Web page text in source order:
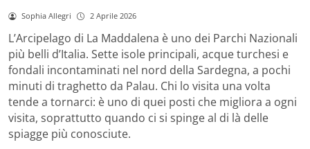
Sophia Allegri 2 Aprile 2026
L’Arcipelago di La Maddalena è uno dei Parchi Nazionali
più belli d’Italia. Sette isole principali, acque turchesi e
fondali incontaminati nel nord della Sardegna, a pochi
minuti di traghetto da Palau. Chi lo visita una volta
tende a tornarci: è uno di quei posti che migliora a ogni
visita, soprattutto quando ci si spinge al di là delle
spiagge più conosciute.